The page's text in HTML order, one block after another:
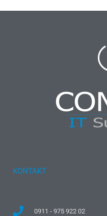
KONTAKT
0911 - 975 922 02